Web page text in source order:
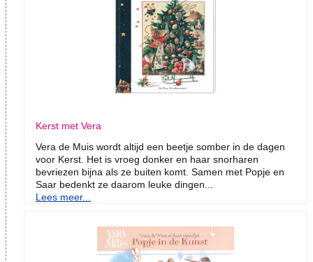
Kerst met Vera
Vera de Muis wordt altijd een beetje somber in de dagen
voor Kerst. Het is vroeg donker en haar snorharen
bevriezen bijna als ze buiten komt. Samen met Popje en
Saar bedenkt ze daarom leuke dingen...
Lees meer...